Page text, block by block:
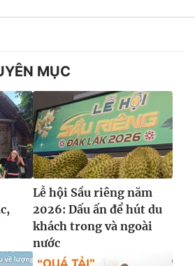
MỤC
Lễ hội Sầu riêng năm
2026: Dấu ấn để hút du
khách trong và ngoài
nước